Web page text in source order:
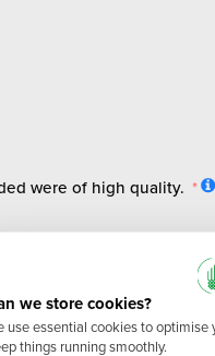
were of high quality.
we store cookies?
use essential cookies to
things running smoothly.